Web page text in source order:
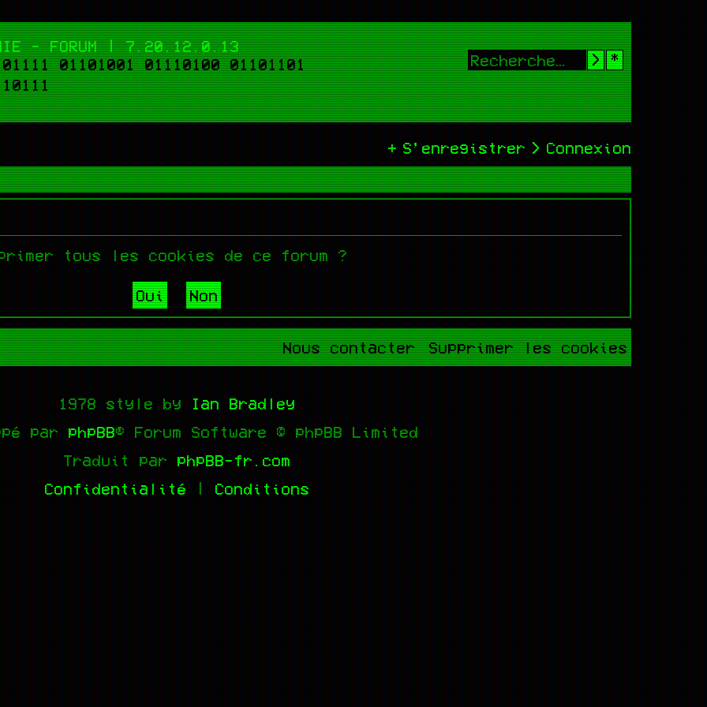
- FORUM | 7.20.12.0.13
01101001 01110100 01101101
Rechercher
Connexion
S’enregistrer
tous les cookies de ce forum ?
Supprimer les cookies
Nous contacter
1978 style by
Ian Bradley
par phpBB® Forum Software © phpBB Limited
Traduit par phpBB-fr.com
Confidentialité | Conditions